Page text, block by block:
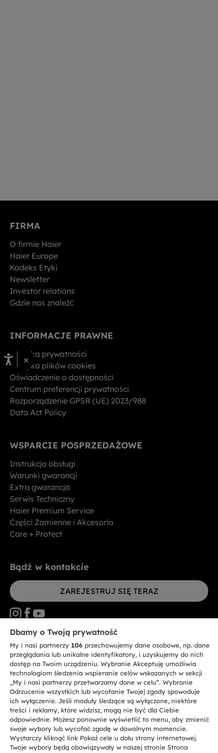
FIRMA
O firmie Haier
Haier Europe
Kodeks Etyki
Newsletter
Investor relations
Gdzie nas znaleźć
INFORMACJE PRAWNE
Polityka prywatności
Polityka plików cookies
Oświadczenie o dostępności
Centrum preferencji prywatności
Rozporządzenie GPSR (UE) 2023/988
Data Act Policy
WSPARCIE POSPRZEDAŻOWE
Instrukcja obsługi
Warunki gwarancji
Extra gwarancja
Serwis Techniczny
Haier Premium Service
Części Zamienne i Akcesoria
Care + Protect
Bądź w kontakcie
ZAREJESTRUJ SIĘ TERAZ
CANDY HOOVER GROUP S.r.I. - jednoosobowa sp. z.o.o. - SIEDZIBA
STATUTOWA: Via Comolli, 57 - 20861 Brugherio (MB) - Włochy -
SIEDZIBY ADMINISTRACYJNE: Via Privata Eden Fumagalli bez
nadanego numeru - 20861 Brugherio (MB) i Via Trento nr 20/A-22 - 20871
Vimercate (MB) - Włochy - Tel.: +39.039.2086.1 - Faks: +39.039.2086.237 -
Kapitał zakładowy 35.000.000,00 € wpłacony w całości - Kod identyfikacji
podatkowej i nr wpisu do Rejestru przedsiębiorstw dla rejonu Mediolan-
Monza-Brianza-Lodi 04666310158 - NIP 00786860965 - Numer wpisu do
Repertorium Ekonomiczno - Administracyjnego REA: MB-1033934 -
Autoryzacja IT AEOF 211870 - Spółka podlega zarządzaniu i koordynacji
Candy S.p.A.
PL / Polski
×
Dbamy o Twoją prywatność
My i nasi partnerzy 106 przechowujemy dane osobowe, np. dane
przeglądania lub unikalne identyfikatory, i uzyskujemy do nich
dostęp na Twoim urządzeniu. Wybranie Akceptuję umożliwia
technologiom śledzenia wspieranie celów wskazanych w sekcji
„My i nasi partnerzy przetwarzamy dane w celu”. Wybranie
Odrzucenie wszystkich lub wycofanie Twojej zgody spowoduje
ich wyłączenie. Jeśli moduły śledzące są wyłączone, niektóre
treści i reklamy, które widzisz, mogą nie być dla Ciebie
odpowiednie. Możesz ponownie wyświetlić to menu, aby zmienić
swoje wybory lub wycofać zgodę w dowolnym momencie.
Wystarczy kliknąć link Pokaż cele u dołu strony internetowej.
Twoje wybory będą obowiązywały w naszej stronie Strona